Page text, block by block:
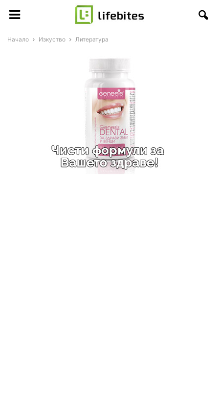
Начало Изкуство Литература